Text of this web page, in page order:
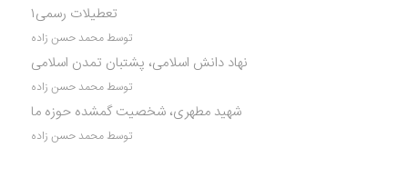
تعطیلات رسمی۱
توسط محمد حسن زاده
نهاد دانش اسلامی، پشتبان تمدن اسلامی
توسط محمد حسن زاده
شهید مطهری، شخصیت گمشده حوزه ما
توسط محمد حسن زاده